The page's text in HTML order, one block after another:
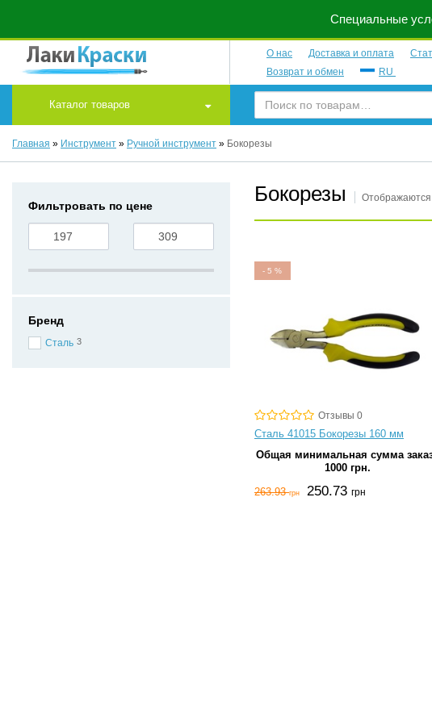
Специальные
О нас Доставка и оплата
Возврат и обмен
RU
Каталог товаров
Главная » Инструмент » Ручной инструмент » Бокорезы
Фильтровать по цене
Бренд
Сталь 3
Бокорезы Отображаются
-5%
Отзывы 0
Сталь 41015 Бокорезы 160 мм
Общая минимальная сумма
1000 грн.
263.93грн 250.73 грн